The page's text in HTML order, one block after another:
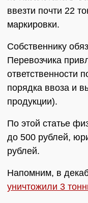
ввезти почти 22
маркировки.
Собственнику
Перевозчика
ответственности
порядка ввоза и
продукции).
По этой статье
до 500 рублей,
рублей.
Напомним, в
уничтожили 3